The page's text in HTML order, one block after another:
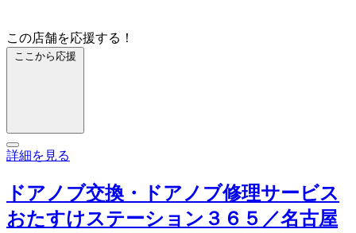
この店舗を応援する！
ここから応援
詳細を見る
ドアノブ交換・ドアノブ修理サービス
おたすけステーション３６５／名古屋